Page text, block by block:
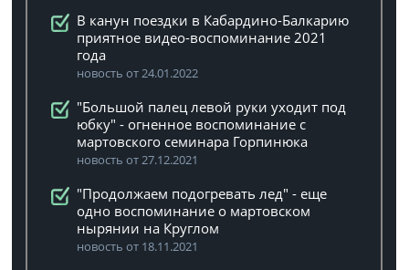
В канун поездки в Кабардино-Балкарию
приятное видео-воспоминание 2021
года
новость от 24.01.2022
"Большой палец левой руки уходит под
юбку" - огненное воспоминание с
мартовского семинара Горпинюка
новость от 27.12.2021
"Продолжаем подогревать лед" - еще
одно воспоминание о мартовском
нырянии на Круглом
новость от 18.11.2021